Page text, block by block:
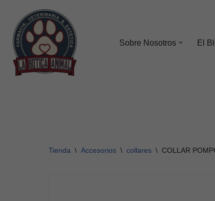
Saltar
contenido
Sobre Nosotros El
Tienda \ Accesorios \ collares \ COLLAR